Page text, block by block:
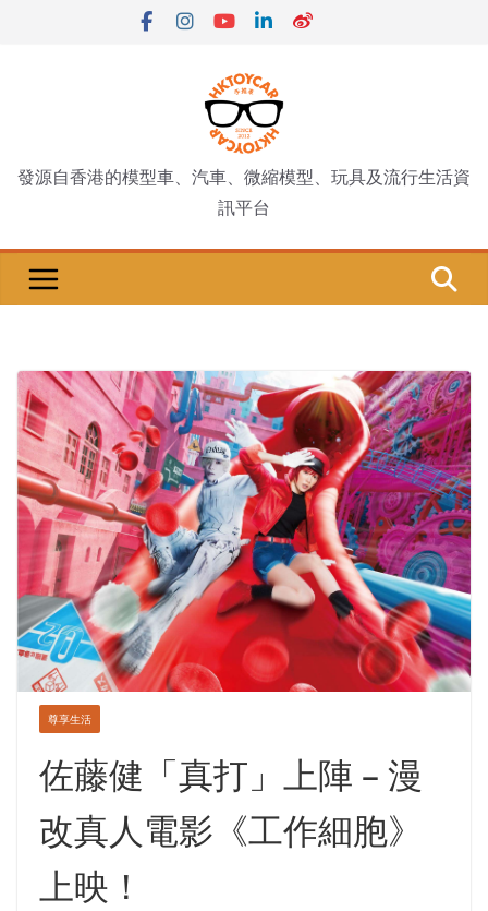
發源自香港的模型車、汽車、微縮模型、玩具及流行生活資
訊平台
尊享生活
佐藤健「真打」上陣 – 漫
改真人電影《工作細胞》
上映！